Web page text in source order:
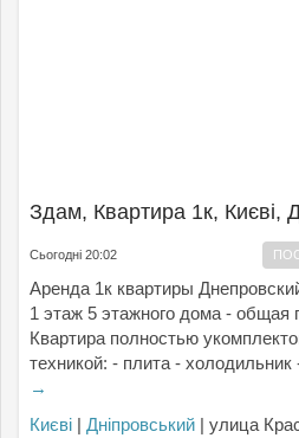
Здам, Квартира 1к, Києвi,
Сьогодні 20:02
Аренда 1к квартиры
1 этаж 5 этажного дома - общая
Квартира полностью
техникой: - плита - холодильник
→
Києвi | Дніпровський | улица